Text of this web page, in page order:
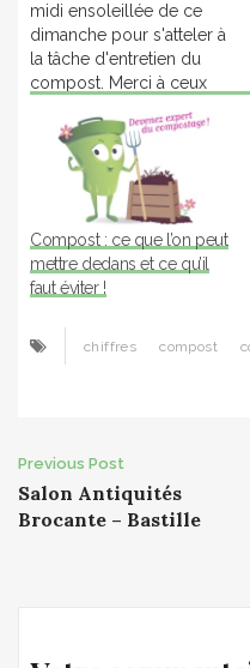
midi ensoleillée de ce
dimanche pour s'atteler à
la tâche d'entretien du
compost. Merci à ceux
pour aider à cette tâche ;)
Ça consiste à vider par le
bas le bac principal pour
récupérer le jeune terreau
et le transférer dans…
Compost : ce que l’on peut
mettre dedans et ce qu’il
faut éviter !
chiffres compost
Post
navigation
Previous Post
Salon Antiquités
Brocante – Bastille